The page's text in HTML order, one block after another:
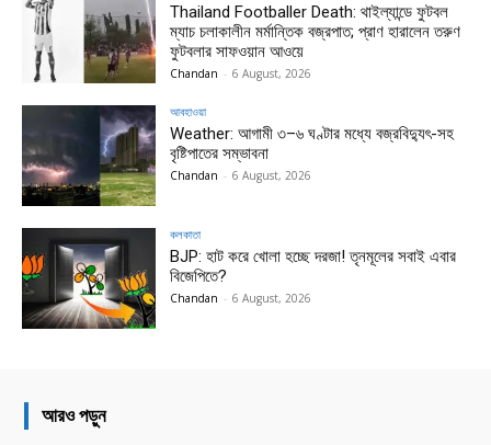
Thailand Footballer Death: থাইল্যান্ডে ফুটবল
ম্যাচ চলাকালীন মর্মান্তিক বজ্রপাত; প্রাণ হারালেন তরুণ
ফুটবলার সাফওয়ান আওয়ে
Chandan - 6 August, 2026
আবহাওয়া
Weather: আগামী ৩–৬ ঘণ্টার মধ্যে বজ্রবিদ্যুৎ-সহ
বৃষ্টিপাতের সম্ভাবনা
Chandan - 6 August, 2026
কলকাতা
BJP: হাট করে খোলা হচ্ছে দরজা! তৃনমূলের সবাই এবার
বিজেপিতে?
Chandan - 6 August, 2026
আরও পড়ুন